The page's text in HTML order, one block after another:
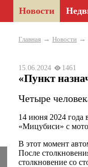
Новости
Главная → Новости →
15.06.2024 1461
«Пункт
Четыре
14 июня 2024 года
«Мицубиси» с
В этот момент
После
столкновение со